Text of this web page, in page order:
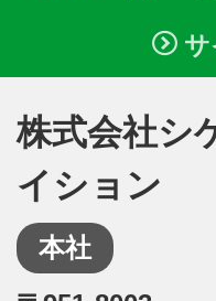
サ
株式会社シ
イション
本社